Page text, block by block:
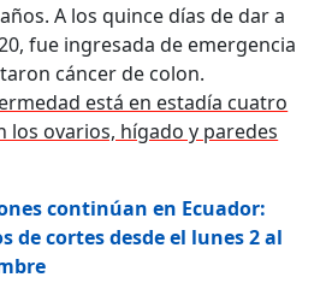
A los quince días de dar a
fue ingresada de emergencia
cáncer de colon.
está en estadía cuatro
los ovarios, hígado y paredes
continúan en Ecuador:
de cortes desde el lunes 2 al